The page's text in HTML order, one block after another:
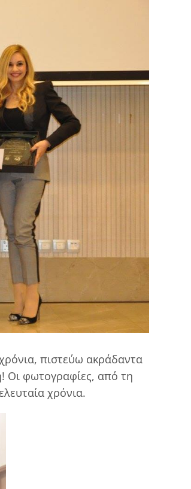
πιστεύω ακράδαντα
Οι φωτογραφίες, από τη
χρόνια.